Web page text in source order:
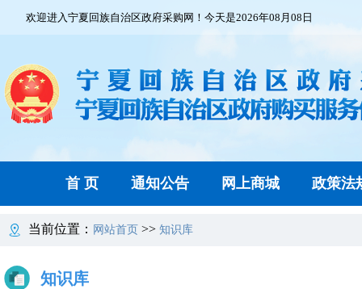
欢迎进入宁夏回族自治区政府采购网！今天是2026年08月08日
首 页 通知公告 网上商城 政策法
当前位置： 网站首页 >> 知识库
知识库